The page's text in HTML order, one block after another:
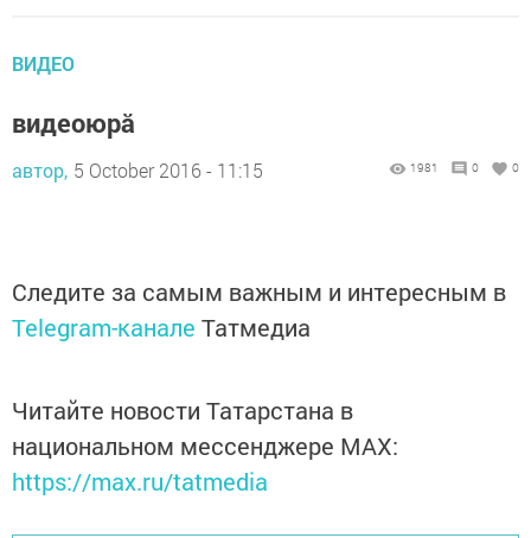
ВИДЕО
видеоюрă
автор, 5 October 2016 - 11:15 1981 0 0
Следите за самым важным и интересным в
Telegram-канале Татмедиа
Читайте новости Татарстана в
национальном мессенджере MАХ:
https://max.ru/tatmedia